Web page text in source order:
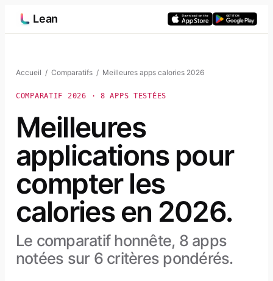
Aller
au
Lean
Accueil / Comparatifs / Meilleures apps calories 2026
COMPARATIF 2026 · 8 APPS TESTÉES
Meilleures
applications pour
compter les
calories en 2026.
Le comparatif honnête, 8 apps
notées sur 6 critères pondérés.